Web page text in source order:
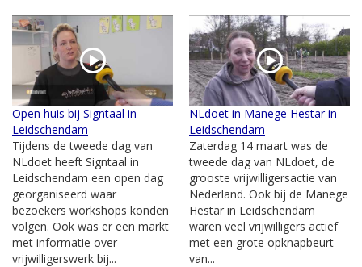
Open huis bij Signtaal in
Leidschendam
Tijdens de tweede dag van
NLdoet heeft Signtaal in
Leidschendam een open dag
georganiseerd waar
bezoekers workshops konden
volgen. Ook was er een markt
met informatie over
vrijwilligerswerk bij...
NLdoet in Manege Hestar in
Leidschendam
Zaterdag 14 maart was de
tweede dag van NLdoet, de
grooste vrijwilligersactie van
Nederland. Ook bij de Manege
Hestar in Leidschendam
waren veel vrijwilligers actief
met een grote opknapbeurt
van...